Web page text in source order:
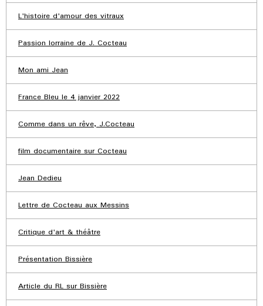
L'histoire d'amour des vitraux
Passion lorraine de J. Cocteau
Mon ami Jean
France Bleu le 4 janvier 2022
Comme dans un rêve, J.Cocteau
film documentaire sur Cocteau
Jean Dedieu
Lettre de Cocteau aux Messins
Critique d'art & théâtre
Présentation Bissière
Article du RL sur Bissière